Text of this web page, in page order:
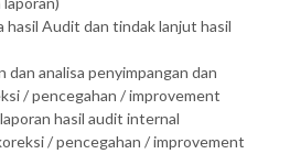
hasil Audit dan tindak lanjut hasil
dan analisa penyimpangan dan
/ pencegahan / improvement
hasil audit internal
/ pencegahan / improvement